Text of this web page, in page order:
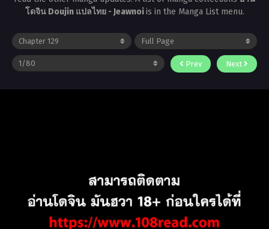
โดจิน Doujin แปลไทย - Jeawnoiis in the Manga List menu.
Prev Next